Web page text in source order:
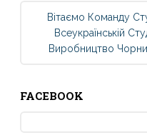
Вітаємо Команду
Всеукраїнській
Виробництво
FACEBOOK